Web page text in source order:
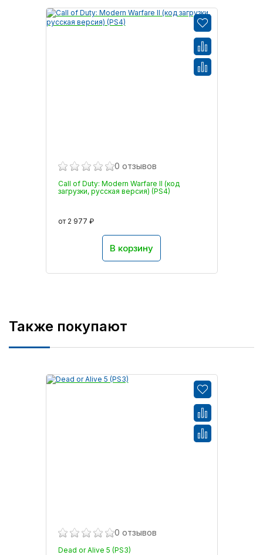
0 отзывов
Call of Duty: Modern Warfare II (код
загрузки, русская версия) (PS4)
от 2 977 ₽
В корзину
Также покупают
0 отзывов
Dead or Alive 5 (PS3)